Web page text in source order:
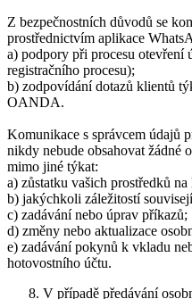
Z bezpečnostních důvodů se
prostřednictvím aplikace
a) podpory při procesu
registračního procesu);
b) zodpovídání dotazů klientů
OANDA.
Komunikace s správcem údajů
nikdy nebude obsahovat žádné
mimo jiné týkat:
a) zůstatku vašich prostředků
b) jakýchkoli záležitostí
c) zadávání nebo úprav příkazů;
d) změny nebo aktualizace
e) zadávání pokynů k vkladu
hotovostního účtu.
V případě předávání